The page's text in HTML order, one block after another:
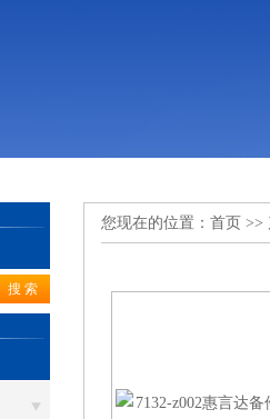
您现在的位置： 首页 >>